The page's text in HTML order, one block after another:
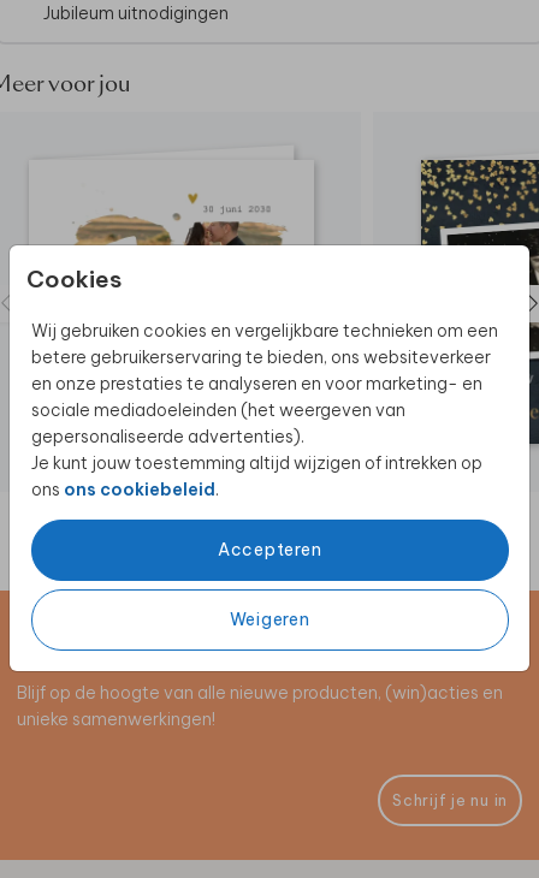
Cookies
Wij gebruiken cookies en vergelijkbare technieken om een
betere gebruikerservaring te bieden, ons websiteverkeer
en onze prestaties te analyseren en voor marketing- en
sociale mediadoeleinden (het weergeven van
gepersonaliseerde advertenties).
Je kunt jouw toestemming altijd wijzigen of intrekken op
ons ons cookiebeleid.
Accepteren
Weigeren
Jubileum uitnodigingen
voor jou
Schrijf je in voor de nieuwsbrief
Blijf op de hoogte van alle nieuwe producten, (win)acties en
unieke samenwerkingen!
Schrijf je nu in